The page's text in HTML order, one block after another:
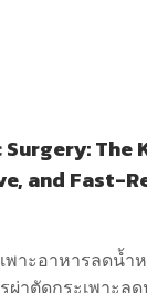
The
and Fast-
พาะอาหารลดน้ำ
ผ่าตัดกระเพาะล